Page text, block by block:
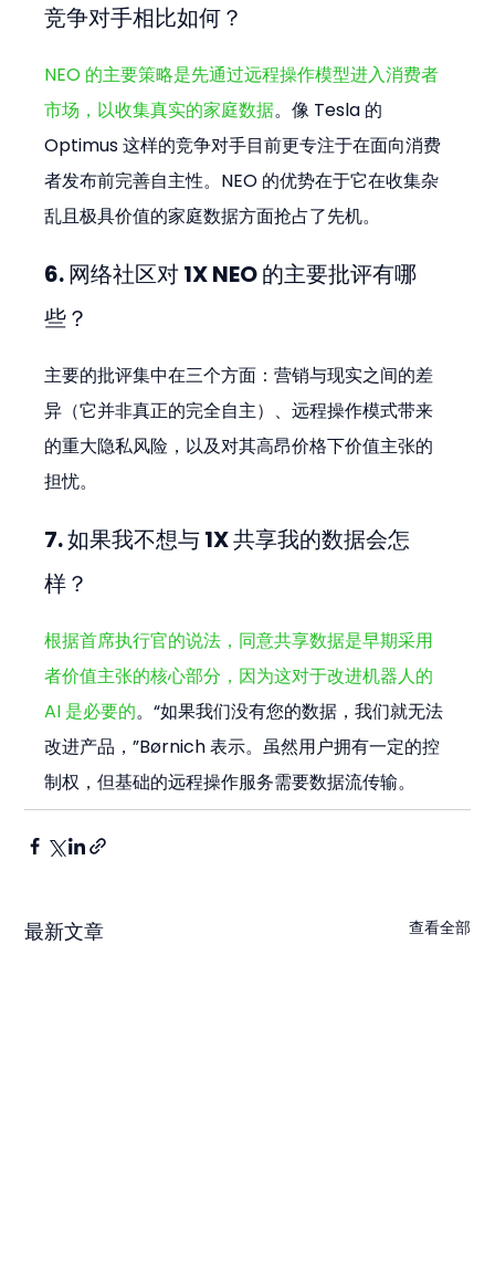
竞争对手相比如何？
NEO 的主要策略是先通过远程操作模型进入消费者
市场，以收集真实的家庭数据。像 Tesla 的
Optimus 这样的竞争对手目前更专注于在面向消费
者发布前完善自主性。NEO 的优势在于它在收集杂
乱且极具价值的家庭数据方面抢占了先机。
6. 网络社区对 1X NEO 的主要批评有哪
些？
主要的批评集中在三个方面：营销与现实之间的差
异（它并非真正的完全自主）、远程操作模式带来
的重大隐私风险，以及对其高昂价格下价值主张的
担忧。
7. 如果我不想与 1X 共享我的数据会怎
样？
根据首席执行官的说法，同意共享数据是早期采用
者价值主张的核心部分，因为这对于改进机器人的
AI 是必要的。“如果我们没有您的数据，我们就无法
改进产品，”Børnich 表示。虽然用户拥有一定的控
制权，但基础的远程操作服务需要数据流传输。
最新文章 查看全部